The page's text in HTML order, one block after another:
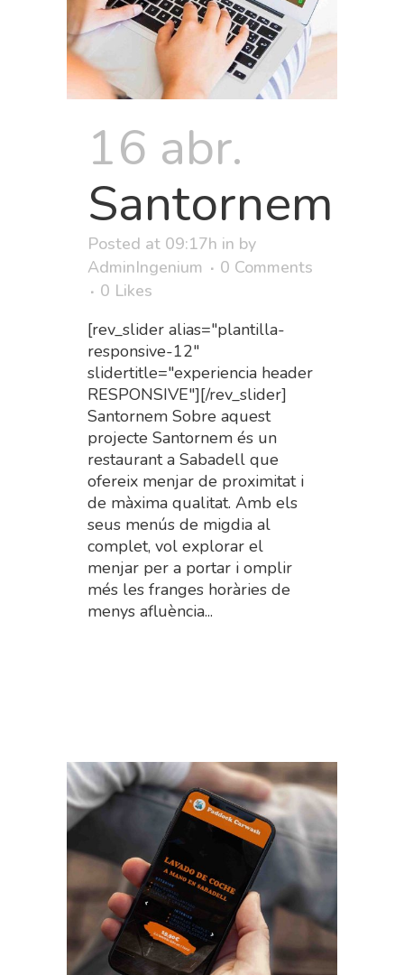
16 abr.
Santornem
Posted at 09:17h in by
AdminIngenium
0 Comments
0 Likes
[rev_slider alias="plantilla-
responsive-12"
slidertitle="experiencia header
RESPONSIVE"][/rev_slider]
Santornem Sobre aquest
projecte Santornem és un
restaurant a Sabadell que
ofereix menjar de proximitat i
de màxima qualitat. Amb els
seus menús de migdia al
complet, vol explorar el
menjar per a portar i omplir
més les franges horàries de
menys afluència...